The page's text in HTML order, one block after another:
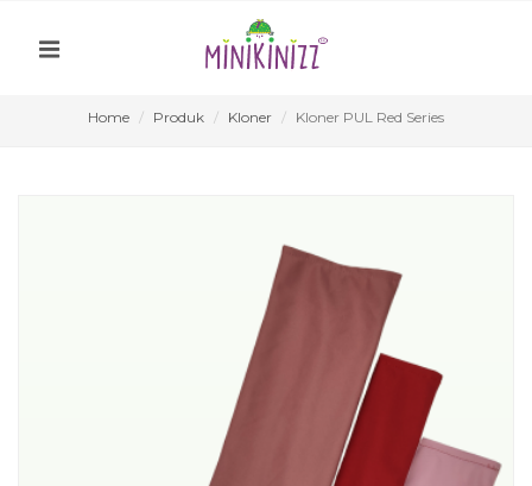
Home Produk Kloner Kloner PUL Red Series